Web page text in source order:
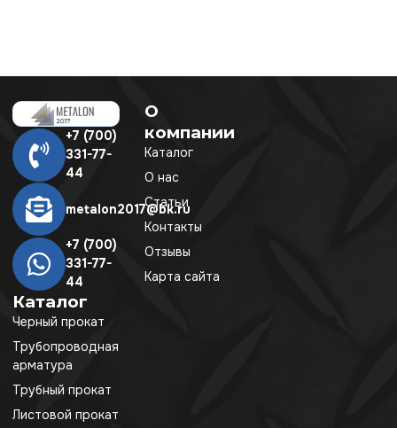
+7 (700)
331-77-
44
metalon2017@bk.ru
+7 (700)
331-77-
44
Каталог
Черный прокат
Трубопроводная
арматура
Трубный прокат
Листовой прокат
О
компании
Каталог
О нас
Статьи
Контакты
Отзывы
Карта сайта